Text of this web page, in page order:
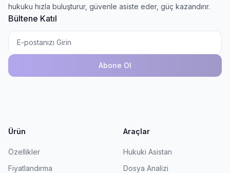
hukuku hızla buluşturur, güvenle asiste eder, güç kazandırır.
Bültene Katıl
Abone Ol
Ürün
Özellikler
Fiyatlandırma
Araçlar
Hukuki Asistan
Dosya Analizi